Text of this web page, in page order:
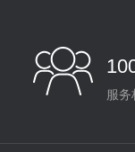
服务